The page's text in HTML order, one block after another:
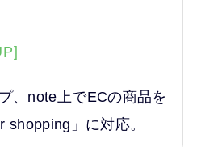
、note上でECの商品を
」に対応。